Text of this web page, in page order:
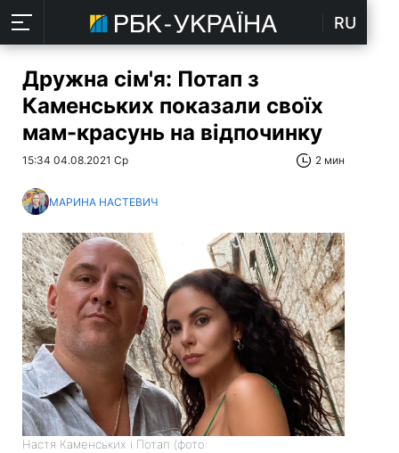
RU
Дружна сім'я: Потап з
Каменських показали своїх
мам-красунь на відпочинку
15:34 04.08.2021 Ср 2 мин
МАРИНА НАСТЕВИЧ
Настя Каменських і Потап (фото: